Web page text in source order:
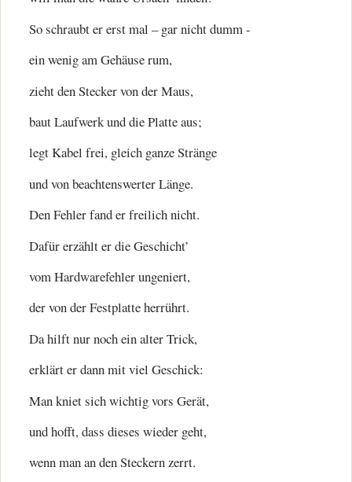
So schraubt er erst mal – gar nicht dumm -
ein wenig am Gehäuse rum,
zieht den Stecker von der Maus,
baut Laufwerk und die Platte aus;
legt Kabel frei, gleich ganze Stränge
und von beachtenswerter Länge.
Den Fehler fand er freilich nicht.
Dafür erzählt er die Geschicht’
vom Hardwarefehler ungeniert,
der von der Festplatte herrührt.
Da hilft nur noch ein alter Trick,
erklärt er dann mit viel Geschick:
Man kniet sich wichtig vors Gerät,
und hofft, dass dieses wieder geht,
wenn man an den Steckern zerrt.